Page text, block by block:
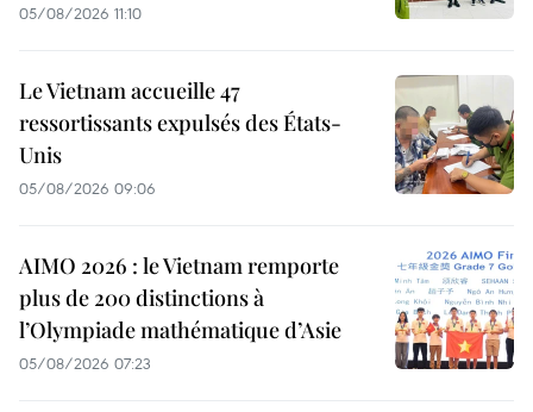
05/08/2026 11:10
Le Vietnam accueille 47
ressortissants expulsés des États-
Unis
05/08/2026 09:06
AIMO 2026 : le Vietnam remporte
plus de 200 distinctions à
l’Olympiade mathématique d’Asie
05/08/2026 07:23